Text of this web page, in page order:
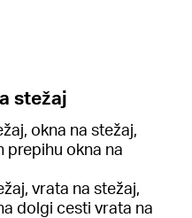
stežaj
okna na stežaj,
prepihu okna na
vrata na stežaj,
dolgi cesti vrata na